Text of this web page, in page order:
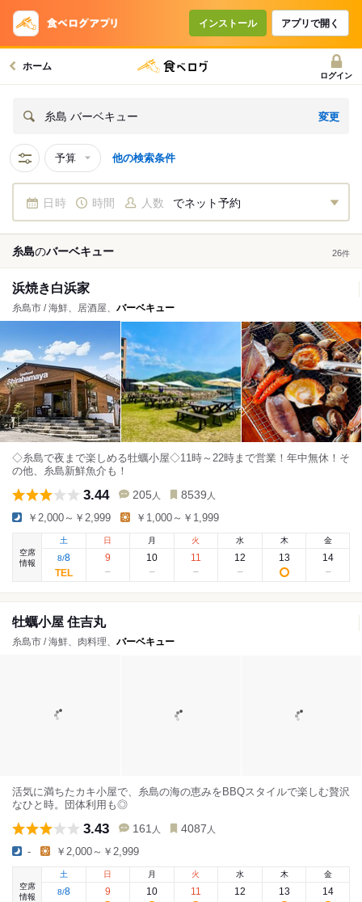
インストール アプリで開く
ホーム
ログイン
糸島 バーベキュー 変更
予算 他の検索条件
日時 時間 人数 でネット予約
糸島のバーベキュー 26件
浜焼き白浜家
糸島市 / 海鮮、居酒屋、 バーベキュー
◇糸島で夜まで楽しめる牡蠣小屋◇11時～22時まで営業！年中無休！そ
の他、糸島新鮮魚介も！
3.44 205 人 8539 人
￥2,000～￥2,999 ￥1,000～￥1,999
空席
情報
土
8/8
日
9
月
10
火
11
水
12
木
13
金
14
牡蠣小屋 住吉丸
糸島市 / 海鮮、肉料理、 バーベキュー
活気に満ちたカキ小屋で、糸島の海の恵みをBBQスタイルで楽しむ贅沢
なひと時。団体利用も◎
3.43 161 人 4087 人
- ￥2,000～￥2,999
空席
情報
土
8/8
日
9
月
10
火
11
水
12
木
13
金
14